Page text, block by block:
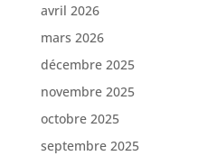
avril 2026
mars 2026
décembre 2025
novembre 2025
octobre 2025
septembre 2025